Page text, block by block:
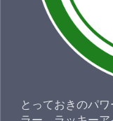
とっておきのパ